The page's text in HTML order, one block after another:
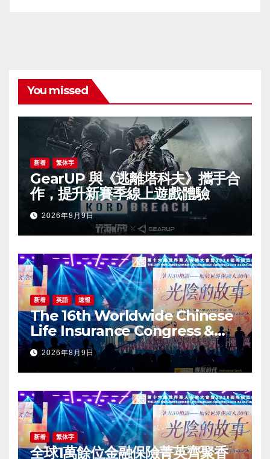
You missed
新着 繁体字
GearUP 與《逃離塔科夫》攜手合
作，提升新賽季線上遊戲體驗
2026年8月9日
新着 英語 速報
The 16th Worldwide Chinese
Life Insurance Congress &
2026 International Dragon
Award (IDA) Annual
Conference Grandly Held
2026年8月9日
新着 繁体字
全球1萬餘位金融保險菁英齊聚香